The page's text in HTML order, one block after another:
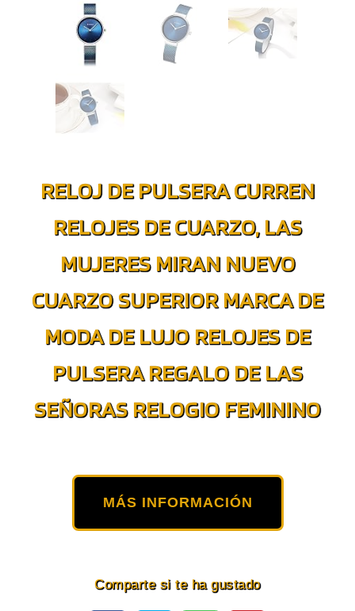
RELOJ DE PULSERA CURREN
RELOJES DE CUARZO, LAS
MUJERES MIRAN NUEVO
CUARZO SUPERIOR MARCA DE
MODA DE LUJO RELOJES DE
PULSERA REGALO DE LAS
SEÑORAS RELOGIO FEMININO
MÁS INFORMACIÓN
Comparte si te ha gustado